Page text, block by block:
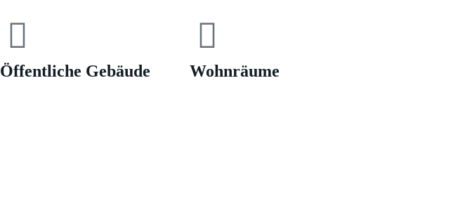
Öffentliche Gebäude Wohnräume